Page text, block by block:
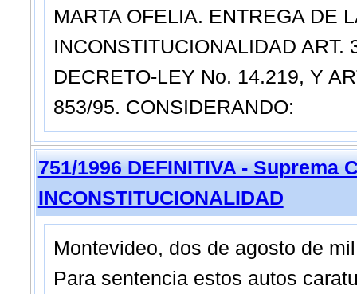
MARTA OFELIA. ENTREGA DE
INCONSTITUCIONALIDAD ART.
DECRETO-LEY No. 14.219, Y
853/95. CONSIDERANDO:
751/1996 DEFINITIVA - Suprema
INCONSTITUCIONALIDAD
Montevideo, dos de agosto de
Para sentencia estos autos